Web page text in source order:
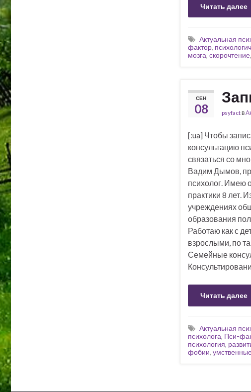
Читать далее
Актуальная
фактор,
мозга, скорочтение,
СЕН
08 psyfactв
[:ua] Чтобы
консультацию
связаться со
Вадим Дымов,
психолог. Имею
практики 8 лет.
учреждениях
образования
Работаю как с
взрослыми, по
Семейные
Читать далее
Актуальная
психолога, Пси-
психология,
фобии,